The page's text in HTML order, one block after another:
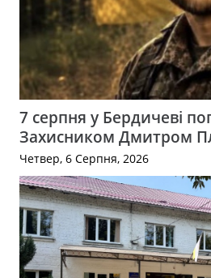
7 серпня у Бердичеві
Захисником Дмитром
Четвер, 6 Серпня, 2026